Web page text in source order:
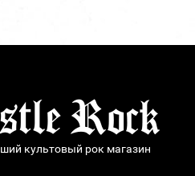
культовый рок магазин